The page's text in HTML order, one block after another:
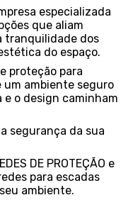
especializada
que aliam
tranquilidade dos
do espaço.
proteção para
um ambiente seguro
e o design caminham
segurança da sua
DE PROTEÇÃO e
para escadas
ambiente.